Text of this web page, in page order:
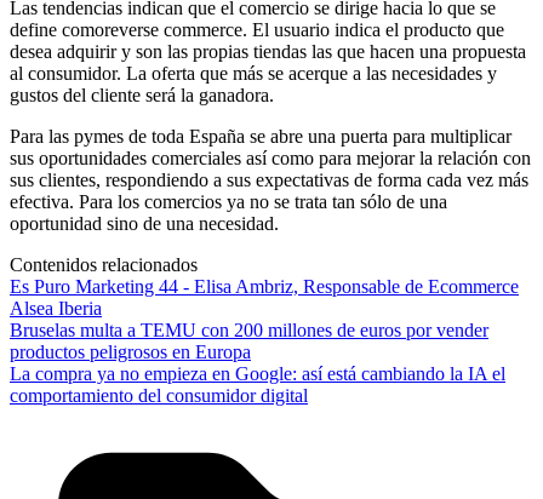
Las tendencias indican que el comercio se dirige hacia lo que se
define comoreverse commerce. El usuario indica el producto que
desea adquirir y son las propias tiendas las que hacen una propuesta
al consumidor. La oferta que más se acerque a las necesidades y
gustos del cliente será la ganadora.
Para las pymes de toda España se abre una puerta para multiplicar
sus oportunidades comerciales así como para mejorar la relación con
sus clientes, respondiendo a sus expectativas de forma cada vez más
efectiva. Para los comercios ya no se trata tan sólo de una
oportunidad sino de una necesidad.
Contenidos relacionados
Es Puro Marketing 44 - Elisa Ambriz, Responsable de Ecommerce
Alsea Iberia
Bruselas multa a TEMU con 200 millones de euros por vender
productos peligrosos en Europa
La compra ya no empieza en Google: así está cambiando la IA el
comportamiento del consumidor digital